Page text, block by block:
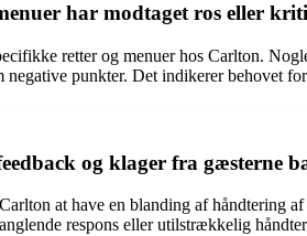
har modtaget ros eller
retter og menuer hos Carlton.
negative punkter. Det indikerer behovet
og klager fra gæsterne
at have en blanding af håndtering
respons eller utilstrækkelig